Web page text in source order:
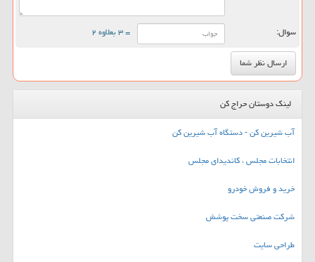
سوال: = ۳ بعلاوه ۲
لینک دوستان حراج کن
آب شیرین کن - دستگاه آب شیرین کن
انتخابات مجلس ، کاندیدای مجلس
خرید و فروش خودرو
شرکت صنعتی سخت پوشش
طراحی سایت